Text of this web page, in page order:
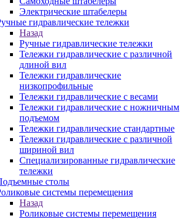
Электрические штабелеры
гидравлические тележки
Назад
Ручные гидравлические тележки
Тележки гидравлические с различной
длиной вил
Тележки гидравлические
низкопрофильные
Тележки гидравлические с весами
Тележки гидравлические с ножничным
подъемом
Тележки гидравлические стандартные
Тележки гидравлические с различной
шириной вил
Специализированные гидравлические
тележки
столы
системы перемещения
Назад
Роликовые системы перемещения